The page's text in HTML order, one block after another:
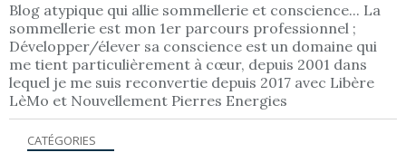
Blog atypique qui allie sommellerie et conscience... La
sommellerie est mon 1er parcours professionnel ;
Développer/élever sa conscience est un domaine qui
me tient particulièrement à cœur, depuis 2001 dans
lequel je me suis reconvertie depuis 2017 avec Libère
LèMo et Nouvellement Pierres Energies
CATÉGORIES